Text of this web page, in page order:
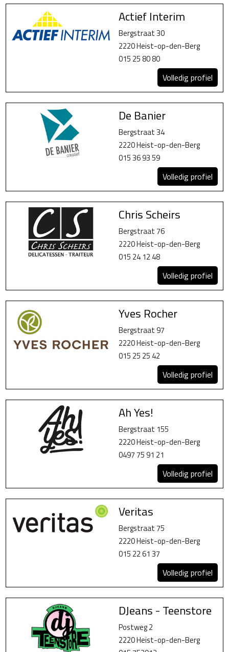
Actief Interim
Bergstraat 30
2220 Heist-op-den-Berg
015 25 80 80
Volledig profiel
De Banier
Bergstraat 34
2220 Heist-op-den-Berg
015 36 93 59
Volledig profiel
Chris Scheirs
Bergstraat 76
2220 Heist-op-den-Berg
015 24 12 48
Volledig profiel
Yves Rocher
Bergstraat 97
2220 Heist-op-den-Berg
015 25 25 42
Volledig profiel
Ah Yes!
Bergstraat 155
2220 Heist-op-den-Berg
0497 75 91 21
Volledig profiel
Veritas
Bergstraat 75
2220 Heist-op-den-Berg
015 22 61 37
Volledig profiel
DJeans - Teenstore
Postweg 2
2220 Heist-op-den-Berg